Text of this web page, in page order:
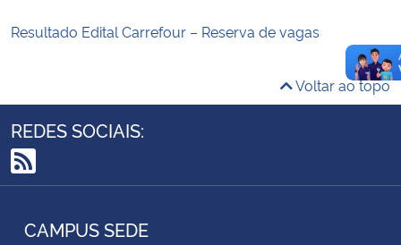
Resultado Edital Carrefour – Reserva de vagas
Voltar ao topo
REDES SOCIAIS:
RSS
CAMPUS SEDE